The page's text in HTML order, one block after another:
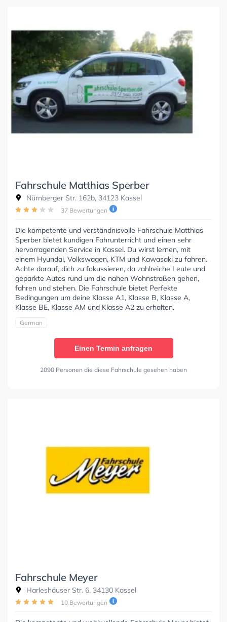
Fahrschule Matthias Sperber
Nürnberger Str. 162b, 34123 Kassel
37 Bewertungen
Die kompetente und verständnisvolle Fahrschule Matthias
Sperber bietet kundigen Fahrunterricht und einen sehr
hervorragenden Service in Kassel. Du wirst lernen, mit
einem Hyundai, Volkswagen, KTM und Kawasaki zu fahren.
Achte darauf, dich zu fokussieren, da zahlreiche Leute und
geparkte Autos rund um die nahen Wohnstraßen gehen,
fahren und stehen. Die Fahrschule bietet Perfekte
Bedingungen um deine Klasse A1, Klasse B, Klasse A,
Klasse BE, Klasse AM und Klasse A2 zu erhalten.
German
Einen Termin anfragen
2090 Personen die diese Fahrschule gesehen haben
Fahrschule Meyer
Harleshäuser Str. 6, 34130 Kassel
10 Bewertungen